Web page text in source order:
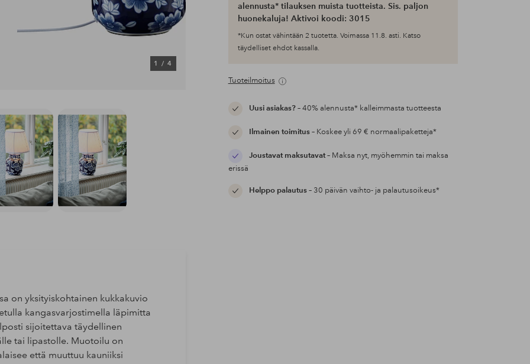
1/ 4
alennusta* tilauksen muista tuotteista. Sis. paljon
huonekaluja! Aktivoi koodi: 3015
*Kun ostat vähintään 2 tuotetta. Voimassa 11.8. asti. Katso
täydelliset ehdot kassalla.
Tuoteilmoitus
Uusi asiakas?– 40% alennusta* kalleimmasta tuotteesta
Ilmainen toimitus– Koskee yli 69 € normaalipaketteja*
Joustavat maksutavat– Maksa nyt, myöhemmin tai maksa
erissä
Helppo palautus– 30 päivän vaihto- ja palautusoikeus*
on yksityiskohtainen kukkakuvio
kangasvarjostimella läpimitta
sijoitettava täydellinen
tai lipastolle. Muotoilu on
että muuttuu kauniiksi